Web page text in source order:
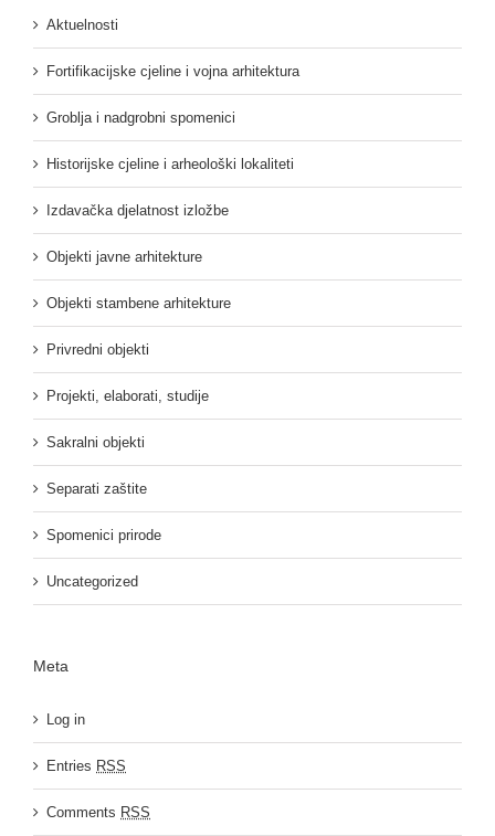
Aktuelnosti
Fortifikacijske cjeline i vojna arhitektura
Groblja i nadgrobni spomenici
Historijske cjeline i arheološki lokaliteti
Izdavačka djelatnost izložbe
Objekti javne arhitekture
Objekti stambene arhitekture
Privredni objekti
Projekti, elaborati, studije
Sakralni objekti
Separati zaštite
Spomenici prirode
Uncategorized
Meta
Log in
Entries RSS
Comments RSS